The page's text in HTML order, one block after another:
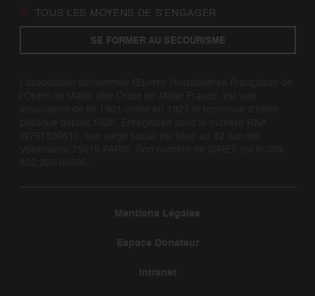
TOUS LES MOYENS DE S’ENGAGER
SE FORMER AU SECOURISME
Mentions Légales
Espace Donateur
Intranet